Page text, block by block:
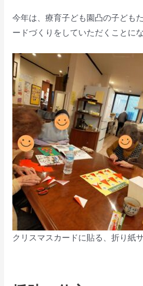
今年は、療育子ども園凸の子ども
ードづくりをしていただくことに
クリスマスカードに貼る、折り紙